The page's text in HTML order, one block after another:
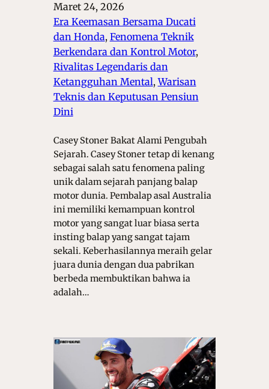
Maret 24, 2026
Era Keemasan Bersama Ducati
dan Honda, Fenomena Teknik
Berkendara dan Kontrol Motor ,
Rivalitas Legendaris dan
Ketangguhan Mental, Warisan
Teknis dan Keputusan Pensiun
Dini
Casey Stoner Bakat Alami Pengubah
Sejarah. Casey Stoner tetap di kenang
sebagai salah satu fenomena paling
unik dalam sejarah panjang balap
motor dunia. Pembalap asal Australia
ini memiliki kemampuan kontrol
motor yang sangat luar biasa serta
insting balap yang sangat tajam
sekali. Keberhasilannya meraih gelar
juara dunia dengan dua pabrikan
berbeda membuktikan bahwa ia
adalah…